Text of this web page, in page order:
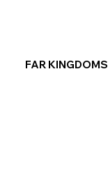
FAR KINGDOMS